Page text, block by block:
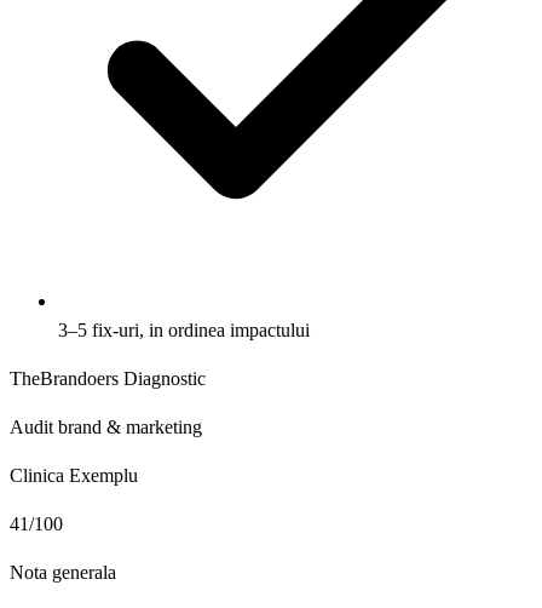
3–5 fix-uri, in ordinea impactului
TheBrandoers Diagnostic
Audit brand & marketing
Clinica Exemplu
41/100
Nota generala